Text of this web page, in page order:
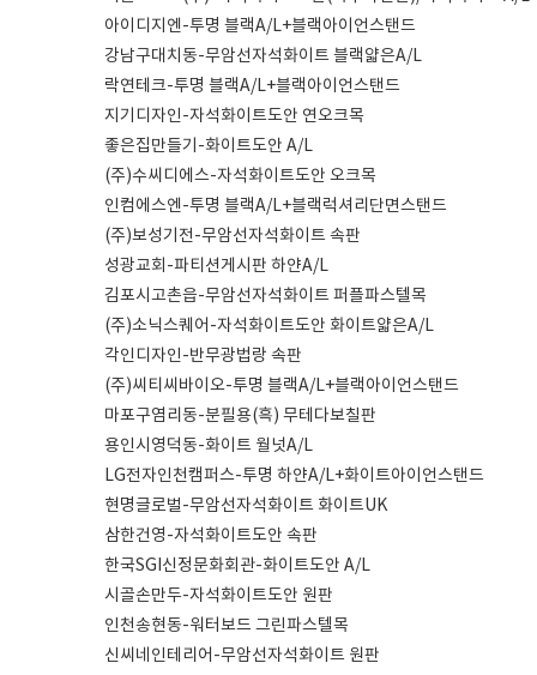
아이디지엔-투명 블랙A/L+블랙아이언스탠드
강남구대치동-무암선자석화이트 블랙얇은A/L
락연테크-투명 블랙A/L+블랙아이언스탠드
지기디자인-자석화이트도안 연오크목
좋은집만들기-화이트도안 A/L
(주)수씨디에스-자석화이트도안 오크목
인컴에스엔-투명 블랙A/L+블랙럭셔리단면스탠드
(주)보성기전-무암선자석화이트 속판
성광교회-파티션게시판 하얀A/L
김포시고촌읍-무암선자석화이트 퍼플파스텔목
(주)소닉스퀘어-자석화이트도안 화이트얇은A/L
각인디자인-반무광법랑 속판
(주)씨티씨바이오-투명 블랙A/L+블랙아이언스탠드
마포구염리동-분필용(흑) 무테다보칠판
용인시영덕동-화이트 월넛A/L
LG전자인천캠퍼스-투명 하얀A/L+화이트아이언스탠드
현명글로벌-무암선자석화이트 화이트UK
삼한건영-자석화이트도안 속판
한국SGI신정문화회관-화이트도안 A/L
시골손만두-자석화이트도안 원판
인천송현동-워터보드 그린파스텔목
신씨네인테리어-무암선자석화이트 원판